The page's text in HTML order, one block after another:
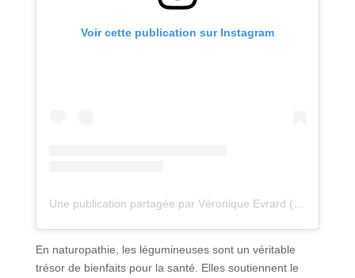
Voir cette publication sur Instagram
En naturopathie, les légumineuses sont un véritable
trésor de bienfaits pour la santé. Elles soutiennent le